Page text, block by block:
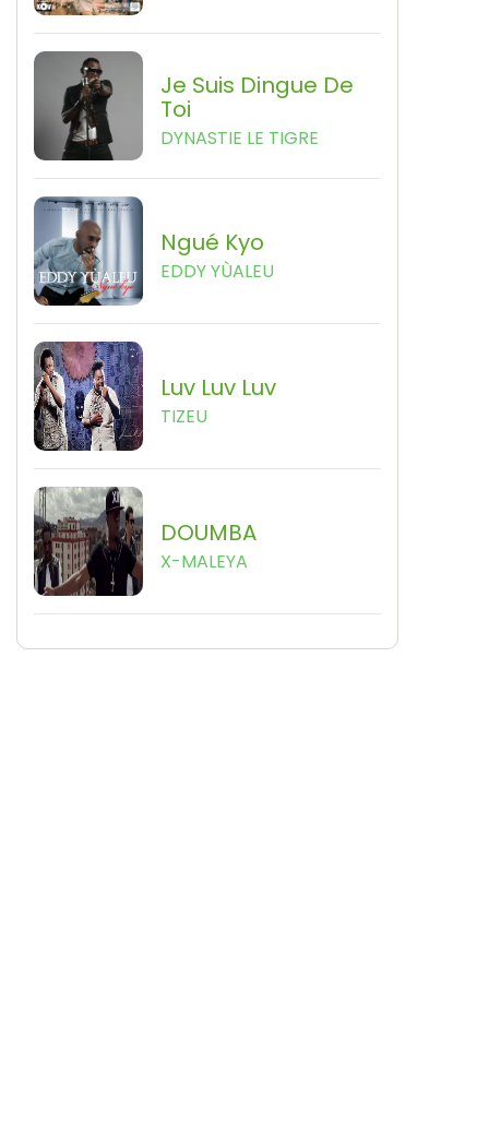
Je Suis Dingue De
Toi
DYNASTIE LE TIGRE
Ngué Kyo
EDDY YÙALEU
Luv Luv Luv
TIZEU
DOUMBA
X-MALEYA